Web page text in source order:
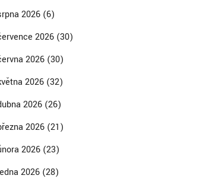
2026 (6)
2026 (30)
2026 (30)
2026 (32)
2026 (26)
2026 (21)
2026 (23)
2026 (28)